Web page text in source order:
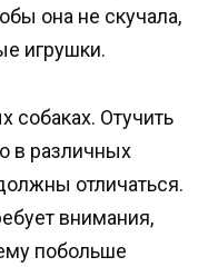
она не скучала,
игрушки.
собаках. Отучить
в различных
отличаться.
внимания,
побольше